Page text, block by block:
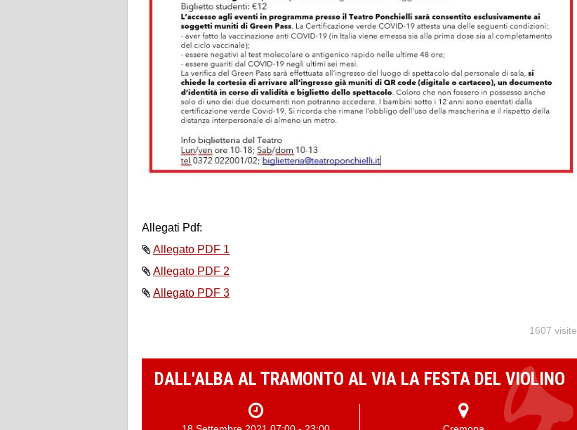
Allegati Pdf:
Allegato PDF 1
Allegato PDF 2
Allegato PDF 3
1607 visite
DALL'ALBA AL TRAMONTO AL VIA LA FESTA DEL VIOLINO